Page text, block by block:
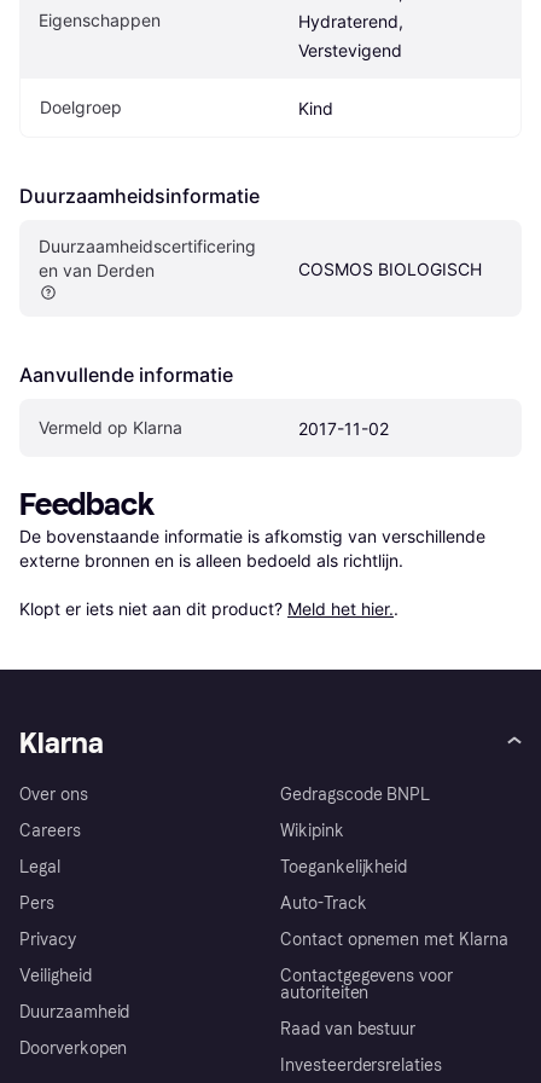
Eigenschappen
Hydraterend,
Verstevigend
Doelgroep Kind
Duurzaamheidsinformatie
Duurzaamheidscertificering
en van Derden
COSMOS BIOLOGISCH
Aanvullende informatie
Vermeld op Klarna 2017-11-02
Feedback
De bovenstaande informatie is afkomstig van verschillende
externe bronnen en is alleen bedoeld als richtlijn.
Klopt er iets niet aan dit product? Meld het hier..
Klarna
Over ons
Careers
Legal
Pers
Privacy
Veiligheid
Duurzaamheid
Doorverkopen
Gedragscode BNPL
Wikipink
Toegankelijkheid
Auto-Track
Contact opnemen met Klarna
Contactgegevens voor
autoriteiten
Raad van bestuur
Investeerdersrelaties